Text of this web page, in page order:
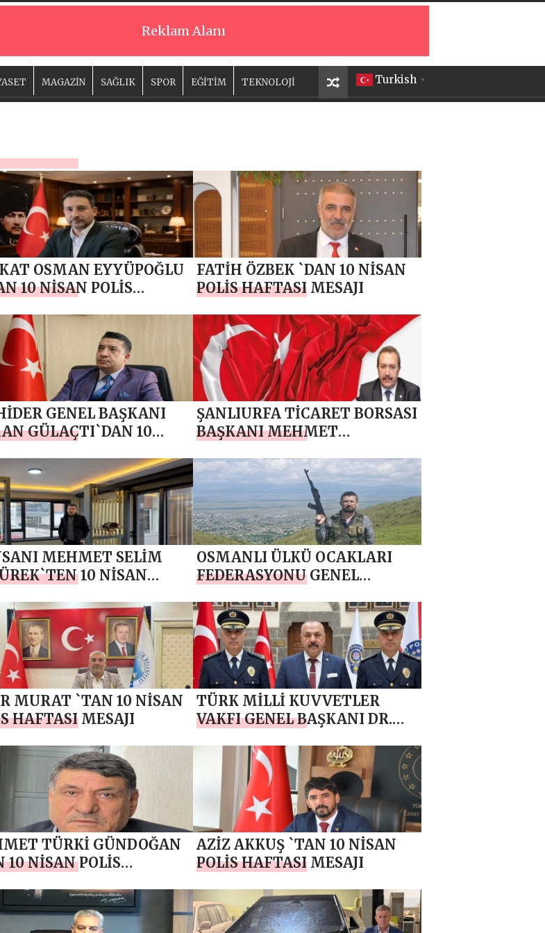
Reklam Alanı
Turkish ▼
MAGAZİN SAĞLIK SPOR EĞİTİM TEKNOLOJİ
OSMAN EYYÜPOĞLU
10 NİSAN POLİS
FATİH ÖZBEK `DAN 10 NİSAN
POLİS HAFTASI MESAJI
GENEL BAŞKANI
GÜLAÇTI`DAN 10
ŞANLIURFA TİCARET BORSASI
BAŞKANI MEHMET
HAFTASI MESAJI
MEHMET SELİM
10 NİSAN
OSMANLI ÜLKÜ OCAKLARI
FEDERASYONU GENEL
TAN 10 NİSAN POLİS HAFTASI
MESAJI
MURAT `TAN 10 NİSAN
HAFTASI MESAJI
TÜRK MİLLİ KUVVETLER
VAKFI GENEL BAŞKANI DR.
POLİS HAFTASI MESAJI
TÜRKİ GÜNDOĞAN
10 NİSAN POLİS
AZİZ AKKUŞ `TAN 10 NİSAN
POLİS HAFTASI MESAJI